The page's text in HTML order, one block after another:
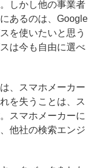
しかし他の事業者
あるのは、Google
を使いたいと思う
は今も自由に選べ
、スマホメーカー
を失うことは、ス
スマホメーカーに
他社の検索エンジ